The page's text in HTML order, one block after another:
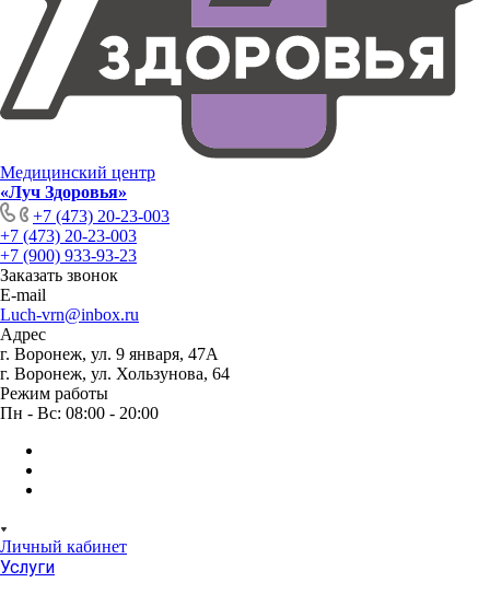
Медицинский центр
«Луч Здоровья»
+7 (473) 20-23-003
+7 (473) 20-23-003
+7 (900) 933-93-23
Заказать звонок
E-mail
Luch-vrn@inbox.ru
Адрес
г. Воронеж, ул. 9 января, 47А
г. Воронеж, ул. Хользунова, 64
Режим работы
Пн - Вс: 08:00 - 20:00
Личный кабинет
Услуги